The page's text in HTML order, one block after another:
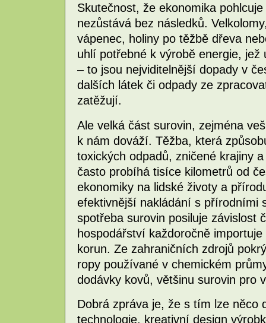
Skutečnost, že ekonomika
nezůstává bez následků.
vápenec, holiny po těžbě dřeva
uhlí potřebné k výrobě energie,
– to jsou nejviditelnější dopady v
dalších látek či odpady ze
zatěžují.
Ale velká část surovin, zejména
k nám dováží. Těžba, která
toxických odpadů, zničené krajiny
často probíhá tisíce kilometrů od
ekonomiky na lidské životy a
efektivnější nakládání s přírodními
spotřeba surovin posiluje závislost
hospodářství každoročně
korun. Ze zahraničních zdrojů
ropy používané v chemickém
dodávky kovů, většinu surovin pro
Dobrá zpráva je, že s tím lze něco
technologie, kreativní design